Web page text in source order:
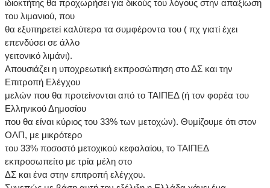
ιδιοκτήτης θα προχωρήσει για δικούς του λόγους στην απαξίωση
του λιμανιού, που
θα εξυπηρετεί καλύτερα τα συμφέροντα του ( πχ γιατί έχει
επενδύσει σε άλλο
γειτονικό λιμάνι).
Απουσιάζει η υποχρεωτική εκπροσώπηση στο ΔΣ και την
Επιτροπή Ελέγχου
μελών που θα προτείνονται από το ΤΑΙΠΕΔ (ή τον φορέα του
Ελληνικού Δημοσίου
που θα είναι κύριος του 33% των μετοχών). Θυμίζουμε ότι στον
ΟΛΠ, με μικρότερο
του 33% ποσοστό μετοχικού κεφαλαίου, το ΤΑΙΠΕΔ
εκπροσωπείτο με τρία μέλη στο
ΔΣ και ένα στην επιτροπή ελέγχου.